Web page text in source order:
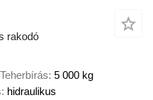
rakodó
Teherbírás 5 000 kg
hidraulikus